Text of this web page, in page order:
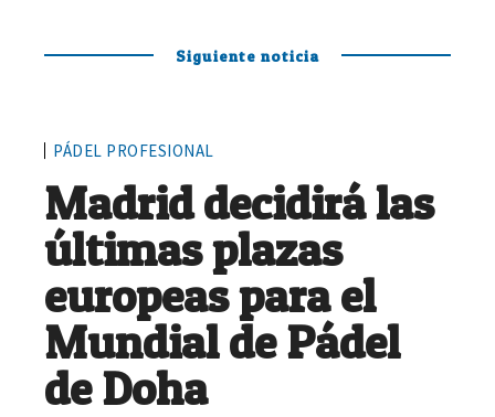
Siguiente noticia
PÁDEL PROFESIONAL
Madrid decidirá las
últimas plazas
europeas para el
Mundial de Pádel
de Doha